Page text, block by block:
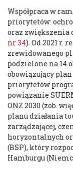
Współpraca w
priorytetów:
oraz zwiększenia
nr 34). Od 2021 r.
zrewidowanego
podzielone na 14
obowiązujący
priorytetów
powiązanie
ONZ 2030 (zob.
planu działania
zarządzającej,
horyzontalnych
(BSP), który
Hamburgu